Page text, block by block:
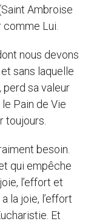
Ambroise
Lui.
nous devons
sans laquelle
perd sa valeur
Pain de Vie
toujours.
besoin.
qui empêche
l’effort et
la joie, l’effort
Et